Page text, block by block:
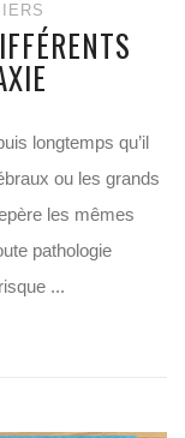
longtemps qu’il
ou les grands
les mêmes
pathologie
...